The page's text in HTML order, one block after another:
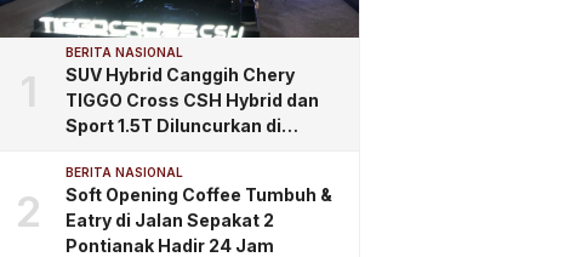
1
BERITA NASIONAL
SUV Hybrid Canggih Chery
TIGGO Cross CSH Hybrid dan
Sport 1.5T Diluncurkan di
Kemewahan dan Teknologi
Masa Depan
2
BERITA NASIONAL
Soft Opening Coffee Tumbuh &
Eatry di Jalan Sepakat 2
Pontianak Hadir 24 Jam